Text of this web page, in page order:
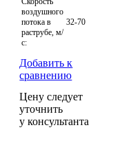
воздушного
потока в
раструбе, м/
с:
32-70
Добавить к
сравнению
Цену следует
уточнить
у консультанта